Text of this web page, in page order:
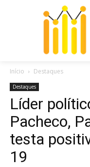
Início Destaques
Destaques
Líder
Pacheco,
testa
19